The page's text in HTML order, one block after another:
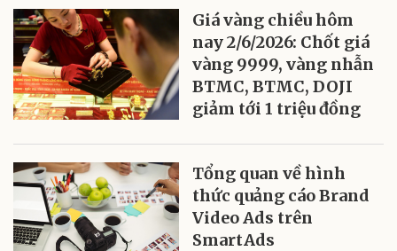
Giá vàng chiều hôm
nay 2/6/2026: Chốt giá
vàng 9999, vàng nhẫn
BTMC, BTMC, DOJI
giảm tới 1 triệu đồng
Tổng quan về hình
thức quảng cáo Brand
Video Ads trên
SmartAds